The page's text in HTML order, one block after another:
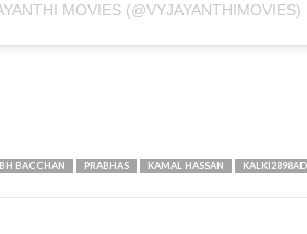
MOVIES (@VYJAYANTHIMOVIES)
BACCHAN PRABHAS KAMAL HASSAN KALKI2898AD